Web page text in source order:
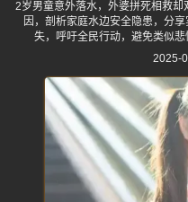
2岁男童意外落水，外婆拼死相救
因，剖析家庭水边安全隐患，分
失，呼吁全民行动，避免类似悲
2025-